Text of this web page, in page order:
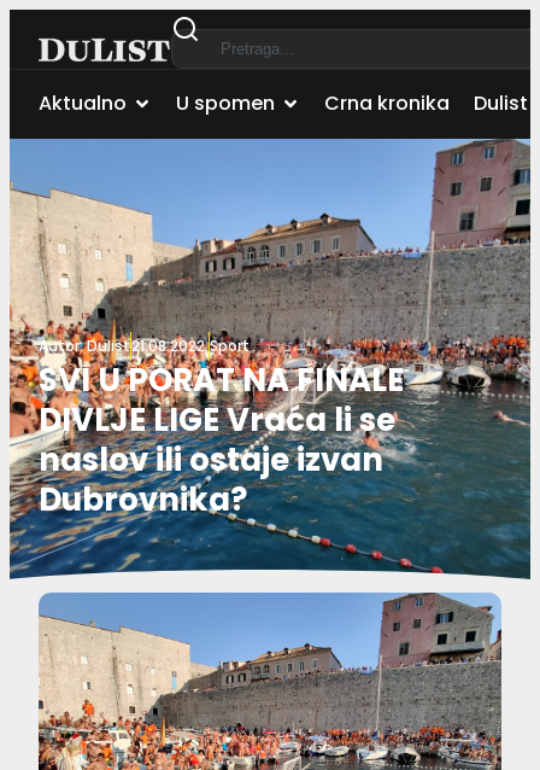
Aktualno U spomen Crna kronika Dulist
Autor:Dulist21.08.2022.Sport
SVI U PORAT NA FINALE
DIVLJE LIGE Vraća li se
naslov ili ostaje izvan
Dubrovnika?